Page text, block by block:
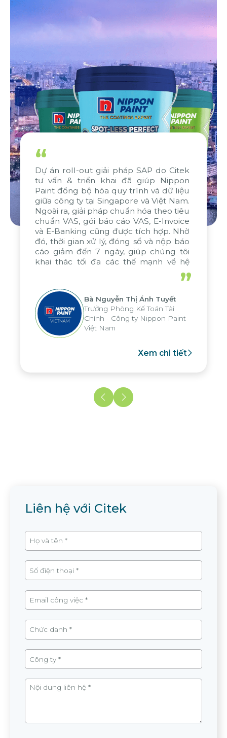
“
Dự án roll-out giải pháp SAP do Citek
tư vấn & triển khai đã giúp Nippon
Paint đồng bộ hóa quy trình và dữ liệu
giữa công ty tại Singapore và Việt Nam.
Ngoài ra, giải pháp chuẩn hóa theo tiêu
chuẩn VAS, gói báo cáo VAS, E-Invoice
và E-Banking cũng được tích hợp. Nhờ
đó, thời gian xử lý, đóng sổ và nộp báo
cáo giảm đến 7 ngày, giúp chúng tôi
khai thác tối đa các thế mạnh về hệ
thống báo cáo phân tích của tập đoàn,
áp dụng cho nhiều hoạt động tại các
đơn vị
”
Bà Nguyễn Thị Ánh Tuyết
Trưởng Phòng Kế Toán Tài
Chính - Công ty Nippon Paint
Việt Nam
Xem chi tiết
Liên hệ với Citek